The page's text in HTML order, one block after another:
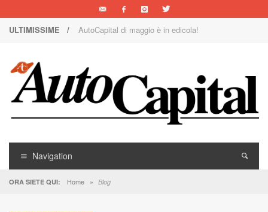
ULTIMISSIME / AutoCapital di maggio è in edicola!
1000 Miglia: un team rosa sulla rossa
Il Concorso Villa d’Este è ai nastri di partenza
I SUV Premium Omoda & Jaecoo
AutoCapital di marzo è in edicola!
Navigation
ORA SIETE QUI: Home » Blog